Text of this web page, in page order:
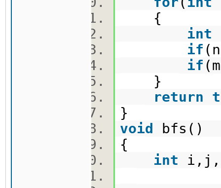
{
int
if
if
}
return
}
void bfs()
{
int